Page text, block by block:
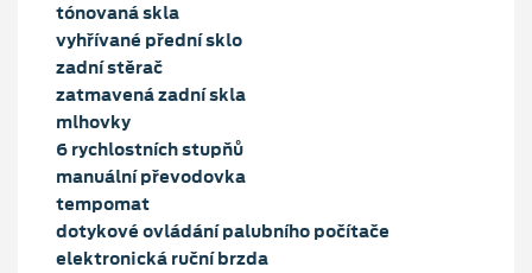
tónovaná skla
vyhřívané přední sklo
zadní stěrač
zatmavená zadní skla
mlhovky
6 rychlostních stupňů
manuální převodovka
tempomat
dotykové ovládání palubního počítače
elektronická ruční brzda